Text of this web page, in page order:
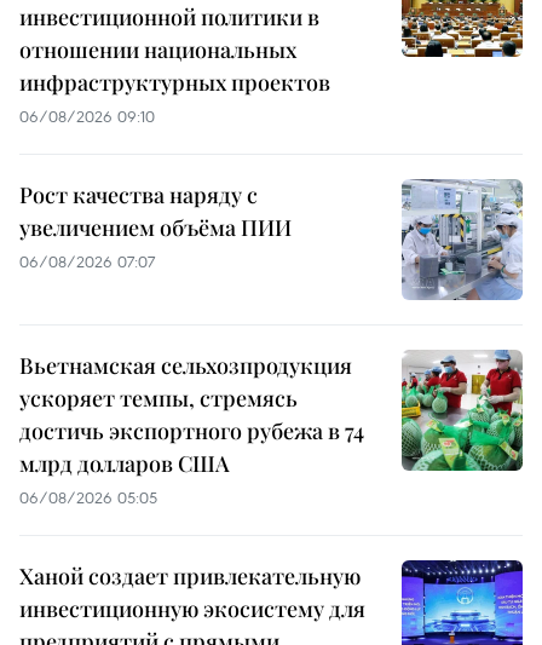
инвестиционной политики в
отношении национальных
инфраструктурных проектов
06/08/2026 09:10
Рост качества наряду с
увеличением объёма ПИИ
06/08/2026 07:07
Вьетнамская сельхозпродукция
ускоряет темпы, стремясь
достичь экспортного рубежа в 74
млрд долларов США
06/08/2026 05:05
Ханой создает привлекательную
инвестиционную экосистему для